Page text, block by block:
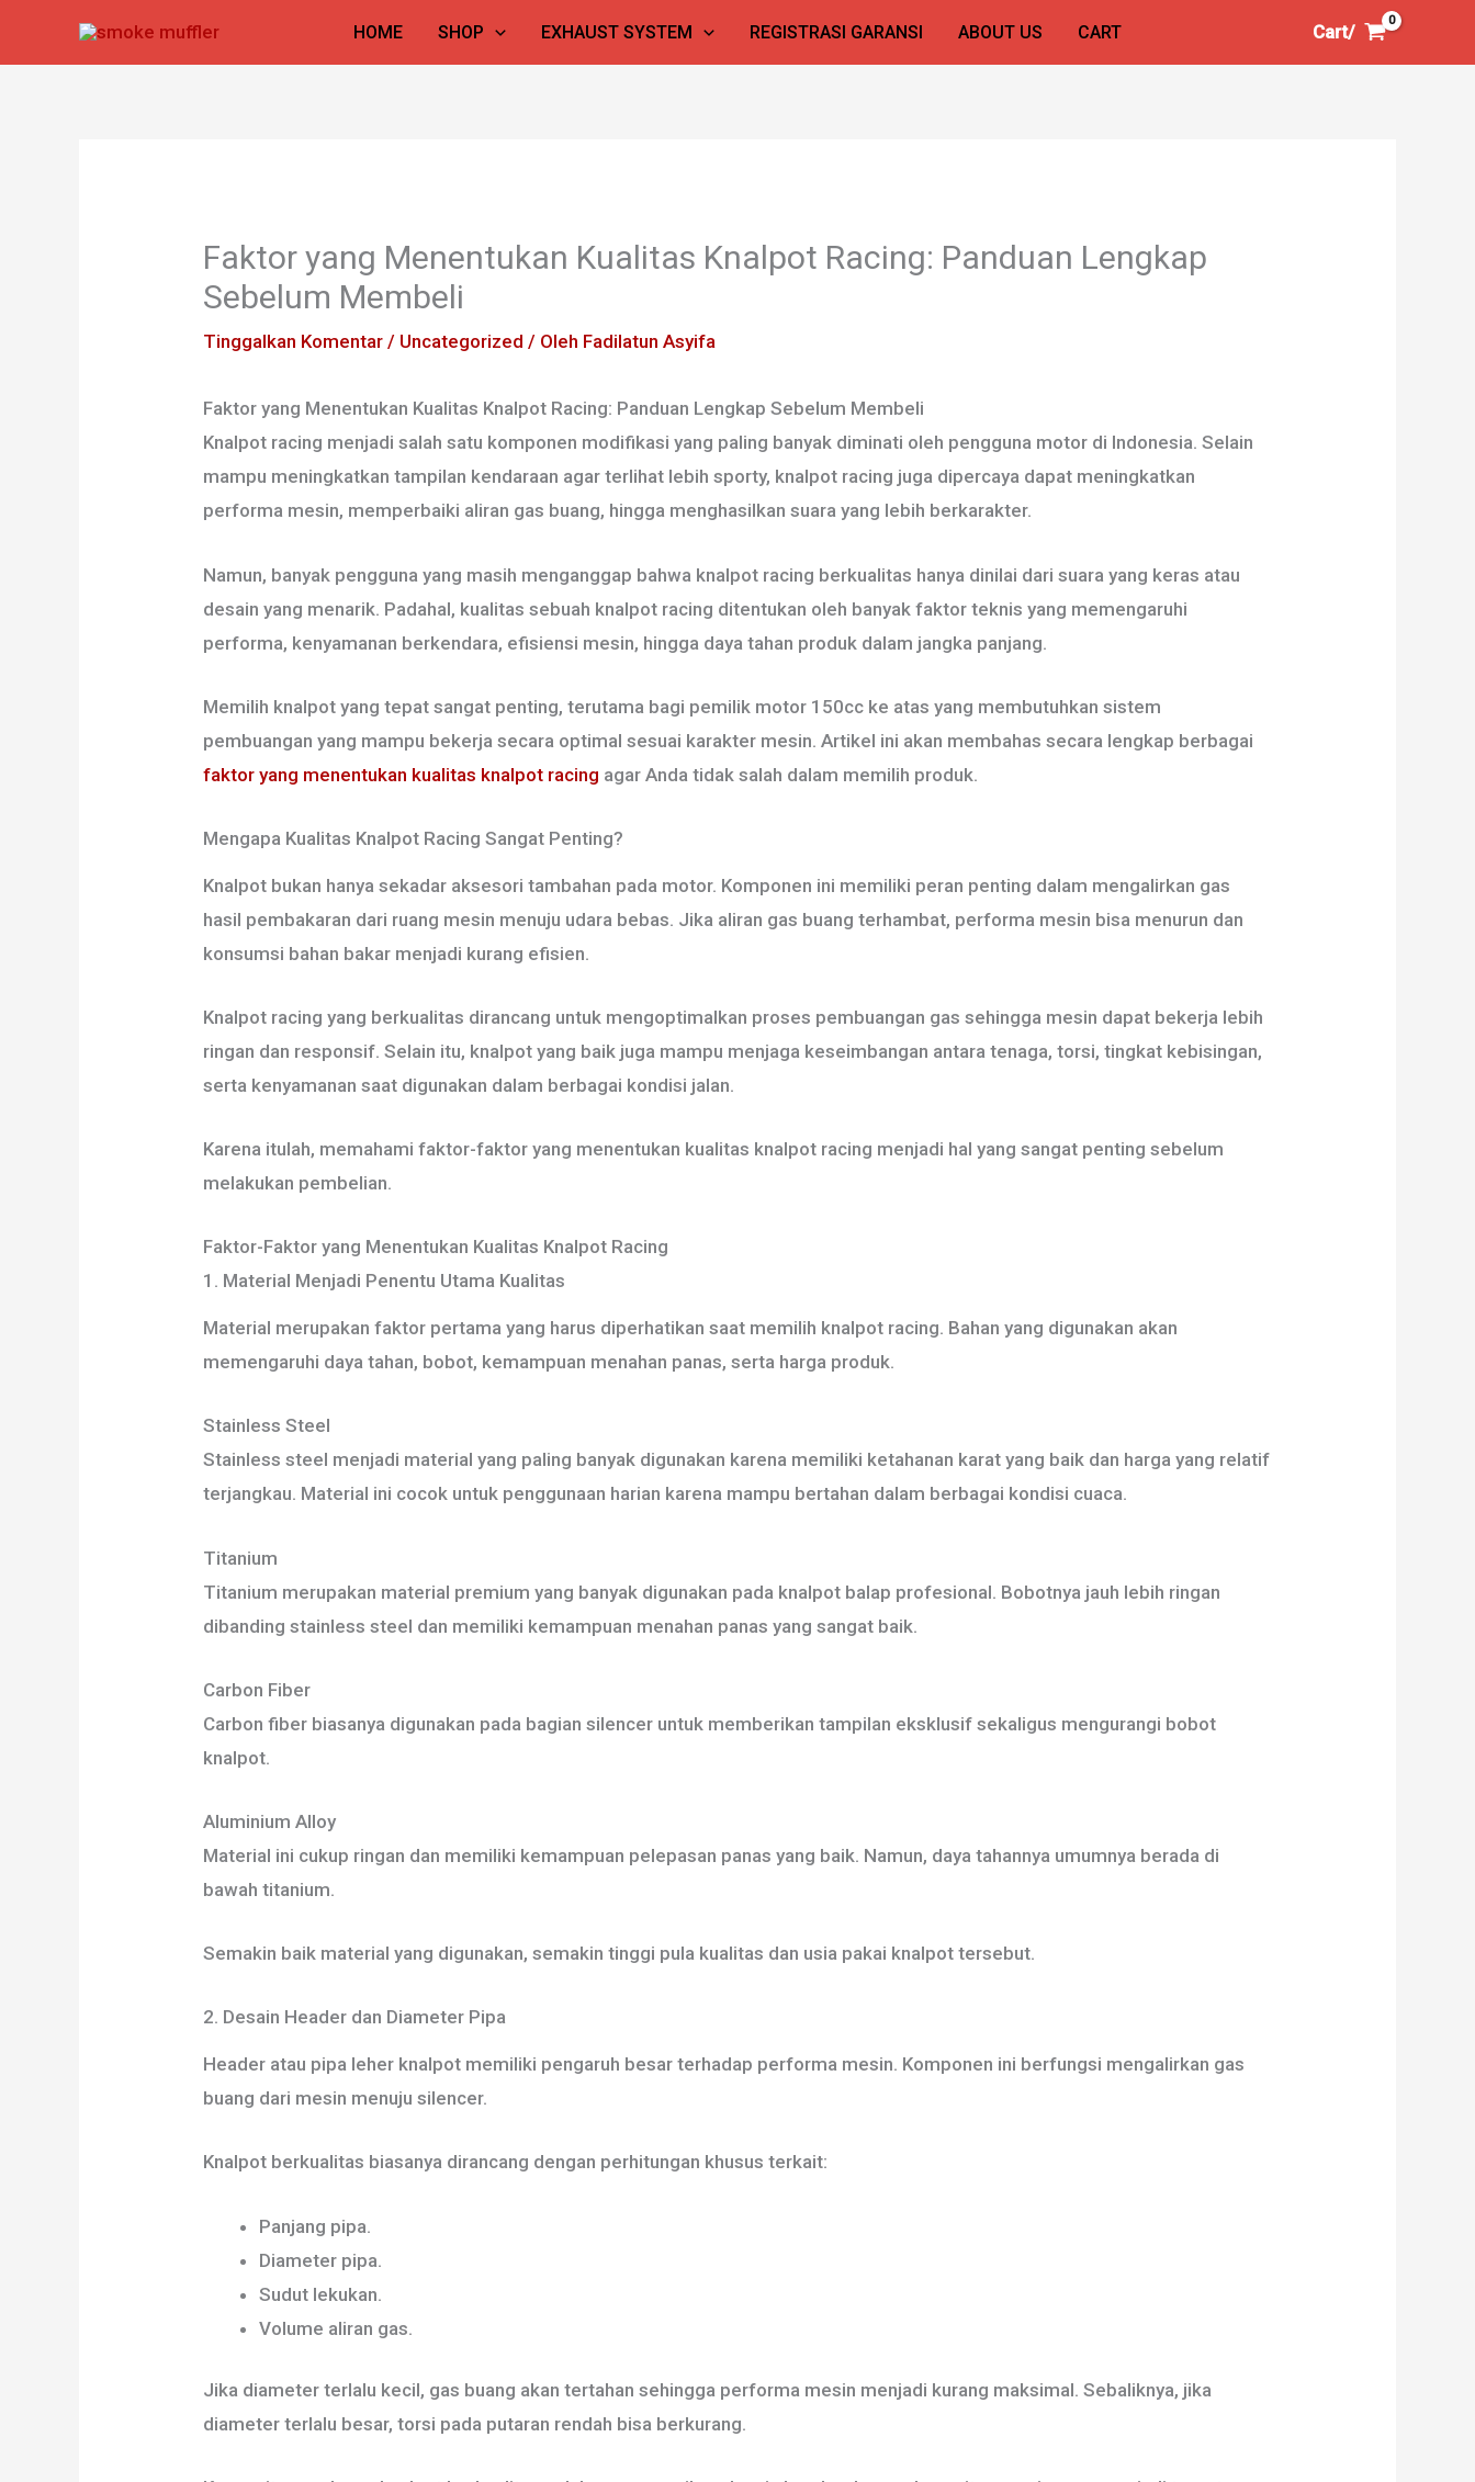
HOME SHOP EXHAUST SYSTEM REGISTRASI GARANSI ABOUT US CART Cart/
Faktor yang Menentukan Kualitas Knalpot Racing: Panduan Lengkap
Sebelum Membeli
Tinggalkan Komentar / Uncategorized / Oleh Fadilatun Asyifa
Faktor yang Menentukan Kualitas Knalpot Racing: Panduan Lengkap Sebelum Membeli
Knalpot racing menjadi salah satu komponen modifikasi yang paling banyak diminati oleh pengguna motor di Indonesia. Selain
mampu meningkatkan tampilan kendaraan agar terlihat lebih sporty, knalpot racing juga dipercaya dapat meningkatkan
performa mesin, memperbaiki aliran gas buang, hingga menghasilkan suara yang lebih berkarakter.
Namun, banyak pengguna yang masih menganggap bahwa knalpot racing berkualitas hanya dinilai dari suara yang keras atau
desain yang menarik. Padahal, kualitas sebuah knalpot racing ditentukan oleh banyak faktor teknis yang memengaruhi
performa, kenyamanan berkendara, efisiensi mesin, hingga daya tahan produk dalam jangka panjang.
Memilih knalpot yang tepat sangat penting, terutama bagi pemilik motor 150cc ke atas yang membutuhkan sistem
pembuangan yang mampu bekerja secara optimal sesuai karakter mesin. Artikel ini akan membahas secara lengkap berbagai
faktor yang menentukan kualitas knalpot racing agar Anda tidak salah dalam memilih produk.
Mengapa Kualitas Knalpot Racing Sangat Penting?
Knalpot bukan hanya sekadar aksesori tambahan pada motor. Komponen ini memiliki peran penting dalam mengalirkan gas
hasil pembakaran dari ruang mesin menuju udara bebas. Jika aliran gas buang terhambat, performa mesin bisa menurun dan
konsumsi bahan bakar menjadi kurang efisien.
Knalpot racing yang berkualitas dirancang untuk mengoptimalkan proses pembuangan gas sehingga mesin dapat bekerja lebih
ringan dan responsif. Selain itu, knalpot yang baik juga mampu menjaga keseimbangan antara tenaga, torsi, tingkat kebisingan,
serta kenyamanan saat digunakan dalam berbagai kondisi jalan.
Karena itulah, memahami faktor-faktor yang menentukan kualitas knalpot racing menjadi hal yang sangat penting sebelum
melakukan pembelian.
Faktor-Faktor yang Menentukan Kualitas Knalpot Racing
1. Material Menjadi Penentu Utama Kualitas
Material merupakan faktor pertama yang harus diperhatikan saat memilih knalpot racing. Bahan yang digunakan akan
memengaruhi daya tahan, bobot, kemampuan menahan panas, serta harga produk.
Stainless Steel
Stainless steel menjadi material yang paling banyak digunakan karena memiliki ketahanan karat yang baik dan harga yang relatif
terjangkau. Material ini cocok untuk penggunaan harian karena mampu bertahan dalam berbagai kondisi cuaca.
Titanium
Titanium merupakan material premium yang banyak digunakan pada knalpot balap profesional. Bobotnya jauh lebih ringan
dibanding stainless steel dan memiliki kemampuan menahan panas yang sangat baik.
Carbon Fiber
Carbon fiber biasanya digunakan pada bagian silencer untuk memberikan tampilan eksklusif sekaligus mengurangi bobot
knalpot.
Aluminium Alloy
Material ini cukup ringan dan memiliki kemampuan pelepasan panas yang baik. Namun, daya tahannya umumnya berada di
bawah titanium.
Semakin baik material yang digunakan, semakin tinggi pula kualitas dan usia pakai knalpot tersebut.
2. Desain Header dan Diameter Pipa
Header atau pipa leher knalpot memiliki pengaruh besar terhadap performa mesin. Komponen ini berfungsi mengalirkan gas
buang dari mesin menuju silencer.
Knalpot berkualitas biasanya dirancang dengan perhitungan khusus terkait:
Panjang pipa.
Diameter pipa.
Sudut lekukan.
Volume aliran gas.
Jika diameter terlalu kecil, gas buang akan tertahan sehingga performa mesin menjadi kurang maksimal. Sebaliknya, jika
diameter terlalu besar, torsi pada putaran rendah bisa berkurang.